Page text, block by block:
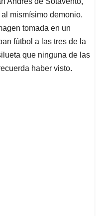
mismísimo demonio.
tomada en un
fútbol a las tres de la
que ninguna de las
haber visto.